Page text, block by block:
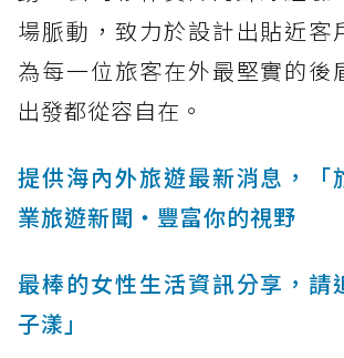
場脈動，致力於設計出貼近客
為每一位旅客在外最堅實的後
出發都從容自在。
提供海內外旅遊最新消息，「
業旅遊新聞‧豐富你的視野
最棒的女性生活資訊分享，請
子漾」